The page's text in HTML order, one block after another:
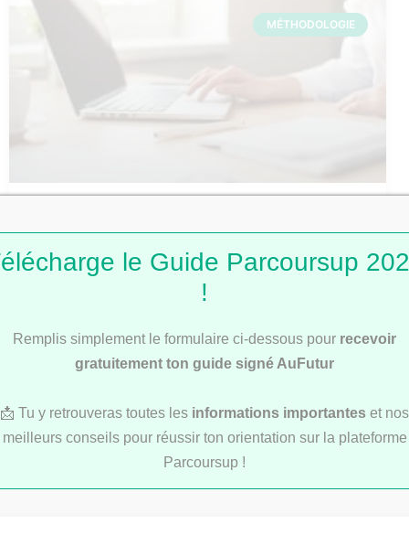
MÉTHODOLOGIE
Comment réviser pendant les vacances d’été
le Guide Parcoursup
!
Remplis simplement le formulaire ci-dessous pour recevoir
gratuitement ton guide signé AuFutur
📩 Tu y retrouveras toutes les informations importantes et nos
meilleurs conseils pour réussir ton orientation sur la plateforme
Parcoursup !